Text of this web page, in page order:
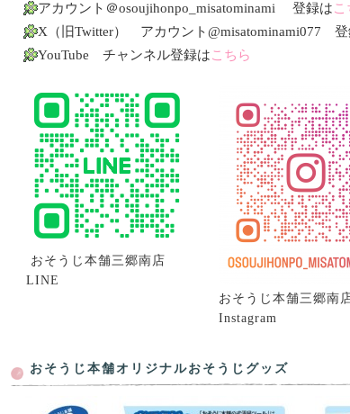
アカウント＠osoujihonpo_misatominami 登録はこ
X（旧Twitter） アカウント@misatominami077 登
YouTube チャンネル登録はこちら
おそうじ本舗三郷南店
LINE
おそうじ本舗三郷南
Instagram
おそうじ本舗オリジナルおそうじグッズ